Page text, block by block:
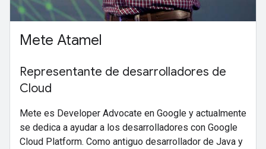
Mete Atamel
Representante de desarrolladores de
Cloud
Mete es Developer Advocate en Google y actualmente
se dedica a ayudar a los desarrolladores con Google
Cloud Platform. Como antiguo desarrollador de Java y